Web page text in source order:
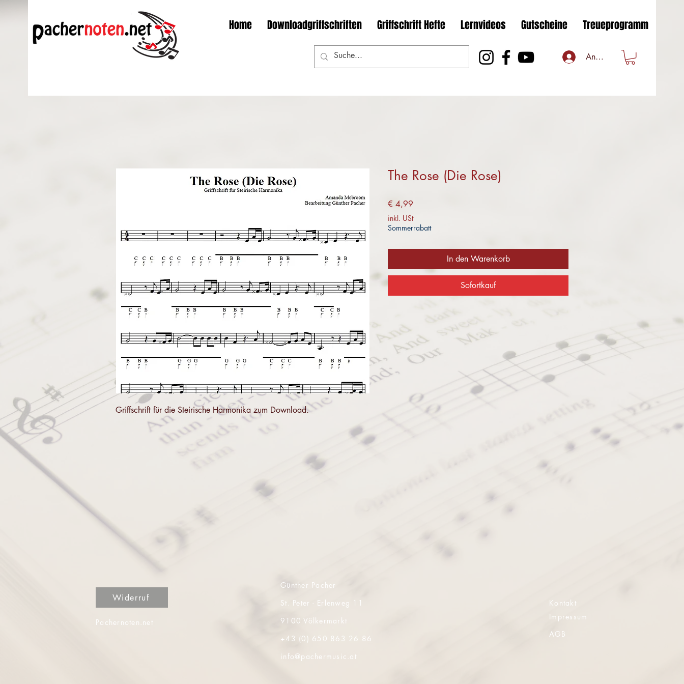
Home Downloadgriffschriften Griffschrift Hefte Lernvideos Gutscheine Treueprogramm
Anmelden
Griffschrift für die Steirische Harmonika zum Download.
The Rose (Die Rose)
€ 4,99
inkl. USt
Sommerrabatt
In den Warenkorb
Sofortkauf
Widerruf
Pachernoten.net
Günther Pacher
St. Peter - Erlenweg 11
9100 Völkermarkt
+43 (0) 650 863 26 86
info@pachermusic.at
Kontakt
Impressum
AGB